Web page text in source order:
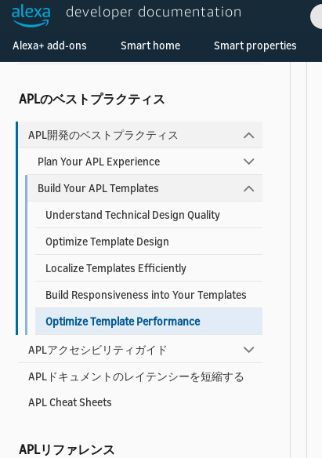
developer documentation
Alexa+ add-ons Smart home Smart properties
トの使用
APL向けAlexa Design System
APLのベストプラクティス
APL開発のベストプラクティス
Plan Your APL Experience
Build Your APL Templates
Understand Technical Design Quality
Optimize Template Design
Localize Templates Efficiently
Build Responsiveness into Your Templates
Optimize Template Performance
APLアクセシビリティガイド
APLドキュメントのレイテンシーを短縮する
APL Cheat Sheets
APLリファレンス
Welcome! Ask the DevAssistant